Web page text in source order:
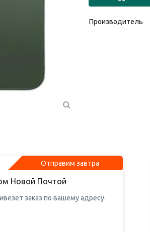
Производитель
Отправим завтра
Новой Почтой
заказ по вашему адресу.